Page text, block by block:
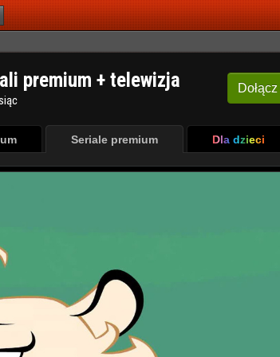
Dołącz
premium + telewizja
Seriale premium Dla dzieci